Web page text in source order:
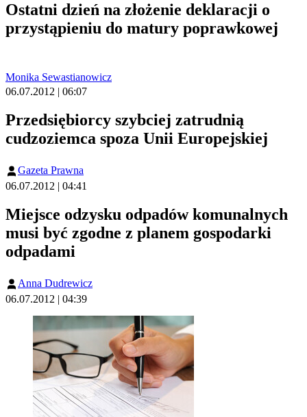
Ostatni dzień na złożenie deklaracji o
przystąpieniu do matury poprawkowej
Monika Sewastianowicz
06.07.2012 | 06:07
Przedsiębiorcy szybciej zatrudnią
cudzoziemca spoza Unii Europejskiej
Gazeta Prawna
06.07.2012 | 04:41
Miejsce odzysku odpadów komunalnych
musi być zgodne z planem gospodarki
odpadami
Anna Dudrewicz
06.07.2012 | 04:39